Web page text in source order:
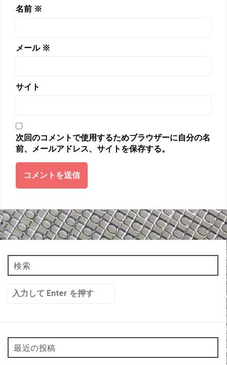
名前 ※
メール ※
サイト
次回のコメントで使用するためブラウザーに自分の名
前、メールアドレス、サイトを保存する。
検索
検
索:
最近の投稿